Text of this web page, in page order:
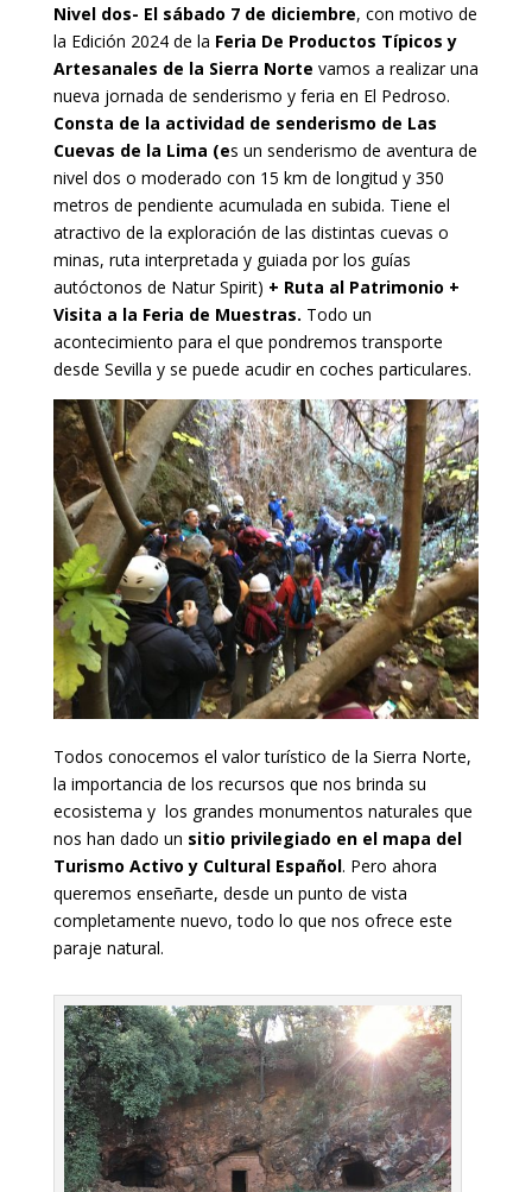
Nivel dos- El sábado 7 de diciembre, con motivo de
la Edición 2024 de la Feria De Productos Típicos y
Artesanales de la Sierra Norte vamos a realizar una
nueva jornada de senderismo y feria en El Pedroso.
Consta de la actividad de senderismo de Las
Cuevas de la Lima (es un senderismo de aventura de
nivel dos o moderado con 15 km de longitud y 350
metros de pendiente acumulada en subida. Tiene el
atractivo de la exploración de las distintas cuevas o
minas, ruta interpretada y guiada por los guías
autóctonos de Natur Spirit) + Ruta al Patrimonio +
Visita a la Feria de Muestras. Todo un
acontecimiento para el que pondremos transporte
desde Sevilla y se puede acudir en coches particulares.
Todos conocemos el valor turístico de la Sierra Norte,
la importancia de los recursos que nos brinda su
ecosistema y los grandes monumentos naturales que
nos han dado un sitio privilegiado en el mapa del
Turismo Activo y Cultural Español. Pero ahora
queremos enseñarte, desde un punto de vista
completamente nuevo, todo lo que nos ofrece este
paraje natural.